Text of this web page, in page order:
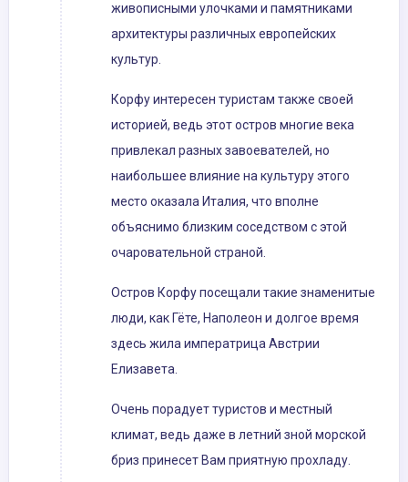
живописными улочками и памятниками
архитектуры различных европейских
культур.
Корфу интересен туристам также своей
историей, ведь этот остров многие века
привлекал разных завоевателей, но
наибольшее влияние на культуру этого
место оказала Италия, что вполне
объяснимо близким соседством с этой
очаровательной страной.
Остров Корфу посещали такие знаменитые
люди, как Гёте, Наполеон и долгое время
здесь жила императрица Австрии
Елизавета.
Очень порадует туристов и местный
климат, ведь даже в летний зной морской
бриз принесет Вам приятную прохладу.